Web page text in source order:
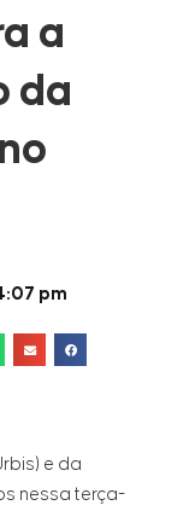
a
da
pm
e da
nessa terça-